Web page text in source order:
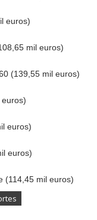
euros)
mil euros)
(139,55 mil euros)
euros)
euros)
(114,45 mil euros)